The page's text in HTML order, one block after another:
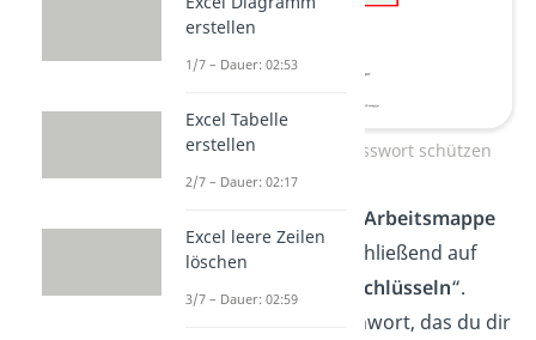
Excel Tabelle mit Passwort schützen
Arbeitsmappe
schützen“ und anschließend auf
Mit Kennwort verschlüsseln“.
Vergib nun ein Kennwort, das du dir
erstellen
1/7 – Dauer: 02:53
Excel Tabelle
erstellen
2/7 – Dauer: 02:17
Excel leere Zeilen
löschen
3/7 – Dauer: 02:59